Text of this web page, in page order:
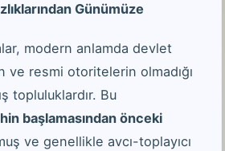
Günümüze
modern anlamda devlet
ve resmi otoritelerin olmadığı
topluluklardır. Bu
başlamasından önceki
ve genellikle avcı-toplayıcı